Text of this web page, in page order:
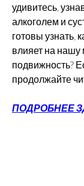
удивитесь,
алкоголем и
готовы узнать,
влияет на нашу
подвижность?
продолжайте
ПОДРОБНЕЕ